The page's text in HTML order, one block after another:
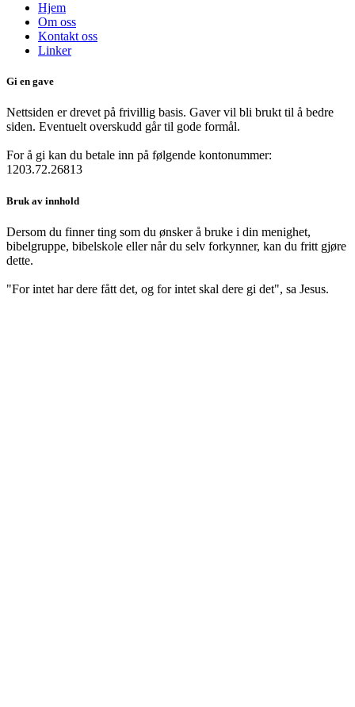
Hjem
Om oss
Kontakt oss
Linker
Gi en gave
Nettsiden er drevet på frivillig basis. Gaver vil bli brukt til å bedre
siden. Eventuelt overskudd går til gode formål.
For å gi kan du betale inn på følgende kontonummer:
1203.72.26813
Bruk av innhold
Dersom du finner ting som du ønsker å bruke i din menighet,
bibelgruppe, bibelskole eller når du selv forkynner, kan du fritt gjøre
dette.
"For intet har dere fått det, og for intet skal dere gi det", sa Jesus.